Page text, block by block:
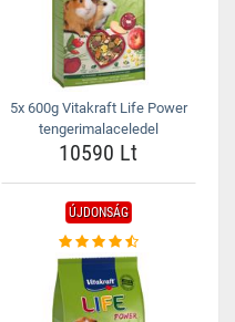
5x 600g Vitakraft Life Power
tengerimalaceledel
10590 Lt
ÚJDONSÁG